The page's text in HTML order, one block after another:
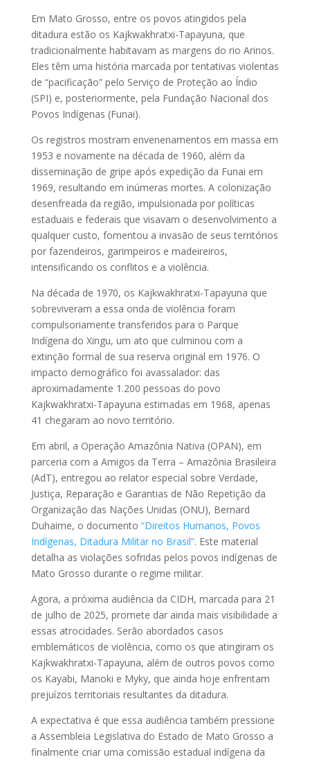
Em Mato Grosso, entre os povos atingidos pela
ditadura estão os Kajkwakhratxi-Tapayuna, que
tradicionalmente habitavam as margens do rio Arinos.
Eles têm uma história marcada por tentativas violentas
de “pacificação” pelo Serviço de Proteção ao Índio
(SPI) e, posteriormente, pela Fundação Nacional dos
Povos Indígenas (Funai).
Os registros mostram envenenamentos em massa em
1953 e novamente na década de 1960, além da
disseminação de gripe após expedição da Funai em
1969, resultando em inúmeras mortes. A colonização
desenfreada da região, impulsionada por políticas
estaduais e federais que visavam o desenvolvimento a
qualquer custo, fomentou a invasão de seus territórios
por fazendeiros, garimpeiros e madeireiros,
intensificando os conflitos e a violência.
Na década de 1970, os Kajkwakhratxi-Tapayuna que
sobreviveram a essa onda de violência foram
compulsoriamente transferidos para o Parque
Indígena do Xingu, um ato que culminou com a
extinção formal de sua reserva original em 1976. O
impacto demográfico foi avassalador: das
aproximadamente 1.200 pessoas do povo
Kajkwakhratxi-Tapayuna estimadas em 1968, apenas
41 chegaram ao novo território.
Em abril, a Operação Amazônia Nativa (OPAN), em
parceria com a Amigos da Terra – Amazônia Brasileira
(AdT), entregou ao relator especial sobre Verdade,
Justiça, Reparação e Garantias de Não Repetição da
Organização das Nações Unidas (ONU), Bernard
Duhaime, o documento “Direitos Humanos, Povos
Indígenas, Ditadura Militar no Brasil”. Este material
detalha as violações sofridas pelos povos indígenas de
Mato Grosso durante o regime militar.
Agora, a próxima audiência da CIDH, marcada para 21
de julho de 2025, promete dar ainda mais visibilidade a
essas atrocidades. Serão abordados casos
emblemáticos de violência, como os que atingiram os
Kajkwakhratxi-Tapayuna, além de outros povos como
os Kayabi, Manoki e Myky, que ainda hoje enfrentam
prejuízos territoriais resultantes da ditadura.
A expectativa é que essa audiência também pressione
a Assembleia Legislativa do Estado de Mato Grosso a
finalmente criar uma comissão estadual indígena da